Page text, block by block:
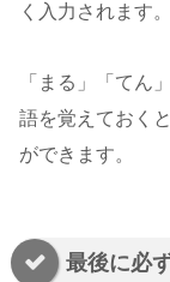
く入力されます。
「まる」「てん
語を覚えておく
ができます。
最後に必